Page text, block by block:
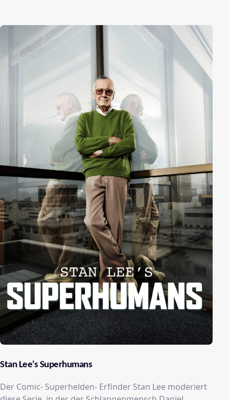
Stan Lee's Superhumans
Der Comic- Superhelden- Erfinder Stan Lee moderiert